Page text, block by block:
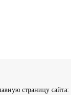
страницу сайта: